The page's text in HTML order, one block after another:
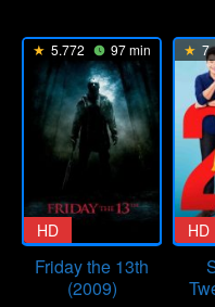
5.772 97 min
HD
Friday the 13th
(2009)
7
HD